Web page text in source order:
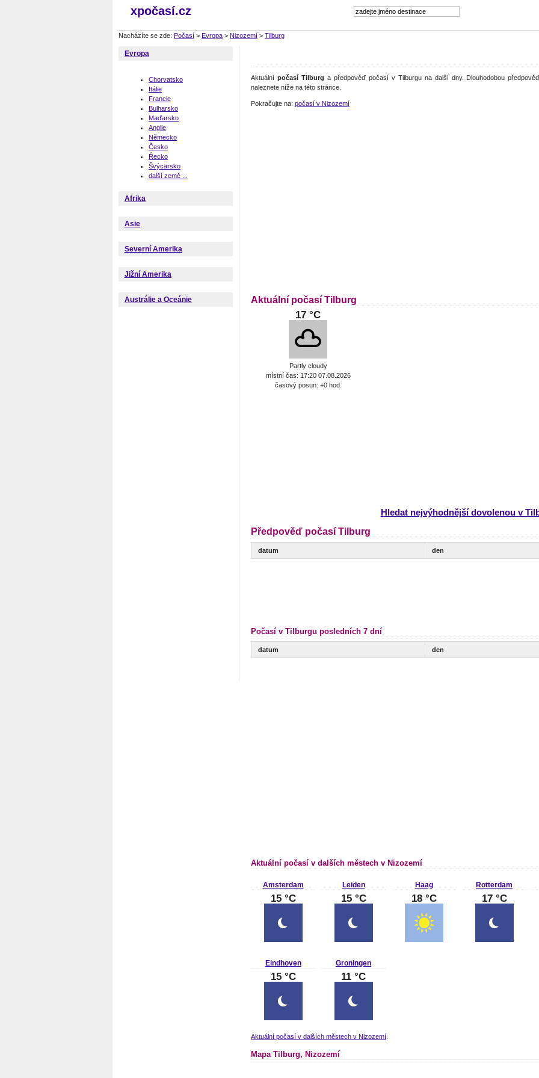
xpočasí.cz
Nacházíte se zde: Počasí > Evropa > Nizozemí > Tilburg
Evropa
Chorvatsko
Itálie
Francie
Bulharsko
Maďarsko
Anglie
Německo
Česko
Řecko
Švýcarsko
další země ...
Afrika
Asie
Severní Amerika
Jižní Amerika
Austrálie a Oceánie
Aktuální počasí Tilburg a předpověď počasí v Tilburgu na další dny. Dlouhodobou
naleznete níže na této stránce.
Pokračujte na: počasí v Nizozemí
Aktuální počasí Tilburg
17 °C
Partly cloudy
místní čas: 17:20 07.08.2026
časový posun: +0 hod.
Hledat nejvýhodnější dovolenou v
Předpověď počasí Tilburg
datum den
Počasí v Tilburgu posledních 7 dní
datum den
Aktuální počasí v dalších městech v Nizozemí
Amsterdam
15 °C
Leiden
15 °C
Haag
18 °C
Rotterdam
17 °C
Eindhoven
15 °C
Groningen
11 °C
Aktuální počasí v dalších městech v Nizozemí.
Mapa Tilburg, Nizozemí